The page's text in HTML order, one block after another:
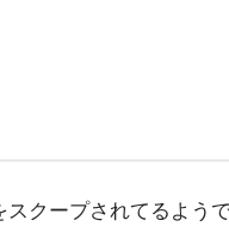
クープされてるよう